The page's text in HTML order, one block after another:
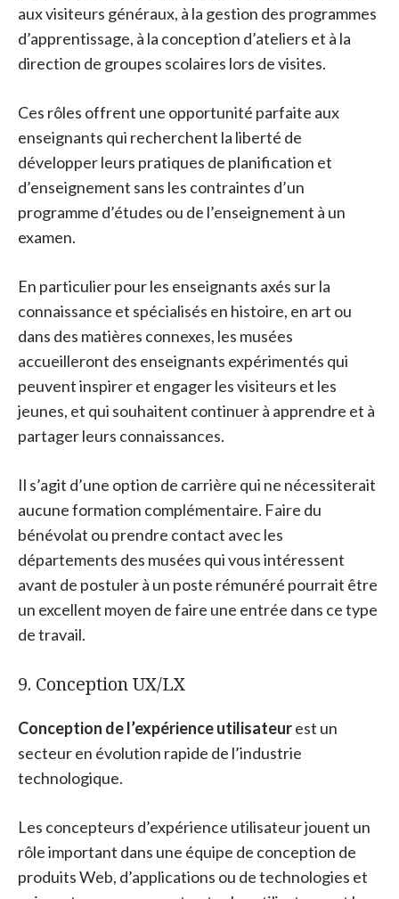
aux visiteurs généraux, à la gestion des programmes
d’apprentissage, à la conception d’ateliers et à la
direction de groupes scolaires lors de visites.
Ces rôles offrent une opportunité parfaite aux
enseignants qui recherchent la liberté de
développer leurs pratiques de planification et
d’enseignement sans les contraintes d’un
programme d’études ou de l’enseignement à un
examen.
En particulier pour les enseignants axés sur la
connaissance et spécialisés en histoire, en art ou
dans des matières connexes, les musées
accueilleront des enseignants expérimentés qui
peuvent inspirer et engager les visiteurs et les
jeunes, et qui souhaitent continuer à apprendre et à
partager leurs connaissances.
Il s’agit d’une option de carrière qui ne nécessiterait
aucune formation complémentaire. Faire du
bénévolat ou prendre contact avec les
départements des musées qui vous intéressent
avant de postuler à un poste rémunéré pourrait être
un excellent moyen de faire une entrée dans ce type
de travail.
9. Conception UX/LX
Conception de l’expérience utilisateurest un
secteur en évolution rapide de l’industrie
technologique.
Les concepteurs d’expérience utilisateur jouent un
rôle important dans une équipe de conception de
produits Web, d’applications ou de technologies et